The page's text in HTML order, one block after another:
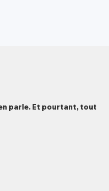
parle. Et pourtant, tout